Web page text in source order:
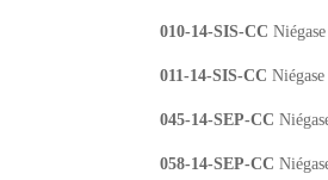
010-14-SIS-CC
011-14-SIS-CC
045-14-SEP-CC
058-14-SEP-CC